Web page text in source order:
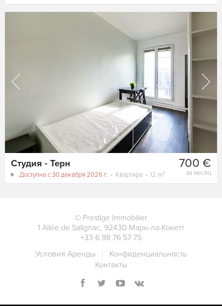
700 €
за месяц
Студия - Терн
Доступна с 30 декабря 2026 г. Квартира 12 m²
© Prestige Immobilier
1 Allée de Salignac, 92430 Марн-ла-Кокетт
+33 6 98 76 57 75
Условия Аренды
Конфиденциальность
Контакты